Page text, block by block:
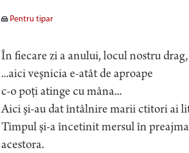
Pentru tipar
În fiecare zi a anului, locul nostru
...aici veşnicia e-atât de aproape
c-o poţi atinge cu mâna...
Aici şi-au dat întâlnire marii ctitori ai
Timpul şi-a încetinit mersul în
acestora.